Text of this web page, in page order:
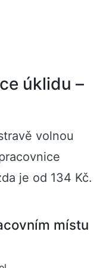
úklidu –
volnou
je od 134 Kč.
místu